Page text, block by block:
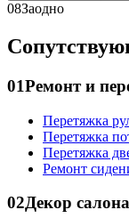
08Заодно
01Ремонт и
Перетяжка
Перетяжка
Перетяжка
Ремонт
02Декор